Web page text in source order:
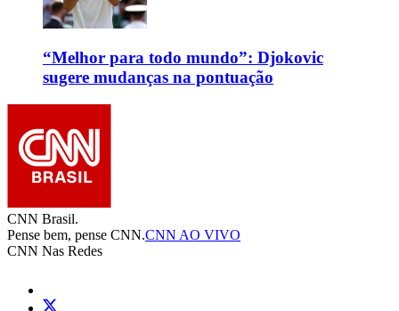
“Melhor para todo mundo”: Djokovic
sugere mudanças na pontuação
CNN Brasil.
Pense bem, pense CNN.CNN AO VIVO
CNN Nas Redes